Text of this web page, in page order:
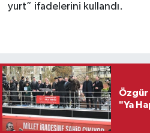
yurt” ifadelerini kullandı.
Özgür
"Ya